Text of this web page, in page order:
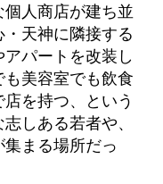
人商店が建ち並
天神に隣接する
パートを改装し
美容室でも飲食
を持つ、という
しある若者や、
まる場所だっ